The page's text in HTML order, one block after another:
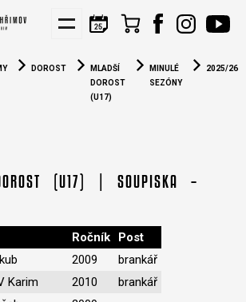
NÁBORY
PARTNEŘI
DOROST
MLADŠÍ
DOROST
(U17)
MINULÉ
SEZÓNY
2025/26
(U17) | SOUPISKA –
Ročník
Post
2009
brankář
Karim
2010
brankář